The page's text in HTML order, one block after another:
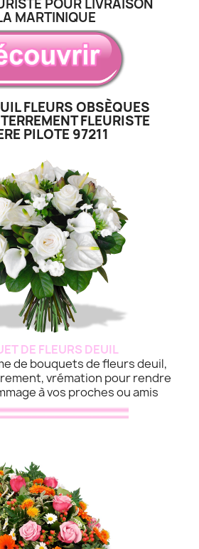
POUR LIVRAISON
MARTINIQUE
FLEURS OBSÈQUES
FLEURISTE
PILOTE 97211
DE FLEURS DEUIL
de bouquets de fleurs deuil,
vrémation pour rendre
à vos proches ou amis